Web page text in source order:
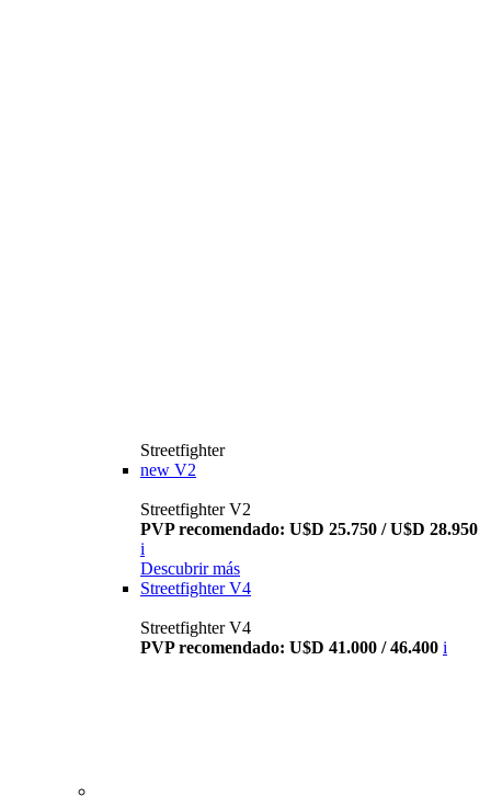
Streetfighter
new V2
Streetfighter V2
PVP recomendado: U$D 25.750 / U$D 28.950
i
Descubrir más
Streetfighter V4
Streetfighter V4
PVP recomendado: U$D 41.000 / 46.400 i